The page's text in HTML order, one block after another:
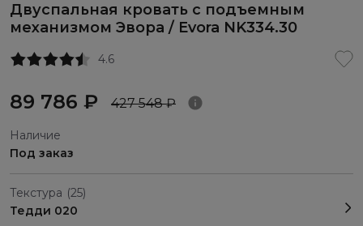
Двуспальная кровать с подъемным
механизмом Эвора / Evora NK334.30
4.6
89 786 ₽ 427 548 ₽
Наличие
Под заказ
Текстура (25)
Тедди 020